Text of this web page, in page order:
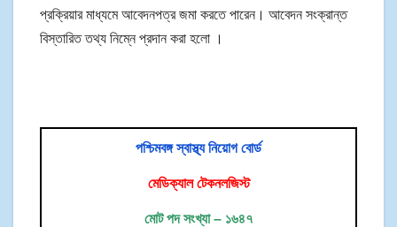
প্রক্রিয়ার মাধ্যমে আবেদনপত্র জমা করতে পারেন। আবেদন সংক্রান্ত
বিস্তারিত তথ্য নিম্নে প্রদান করা হলো ।
পশ্চিমবঙ্গ স্বাস্থ্য নিয়োগ বোর্ড
মেডিক্যাল টেকনলজিস্ট
মোট পদ সংখ্যা – ১৬৪৭